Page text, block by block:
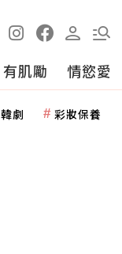
有肌勵 情慾愛
韓劇 彩妝保養